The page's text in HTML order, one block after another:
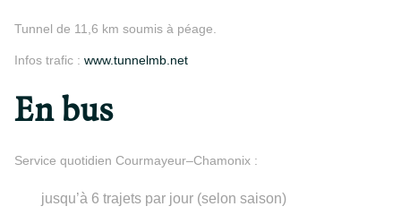
Tunnel de 11,6 km soumis à péage.
Infos trafic : www.tunnelmb.net
En bus
Service quotidien Courmayeur–Chamonix :
jusqu’à 6 trajets par jour (selon saison)